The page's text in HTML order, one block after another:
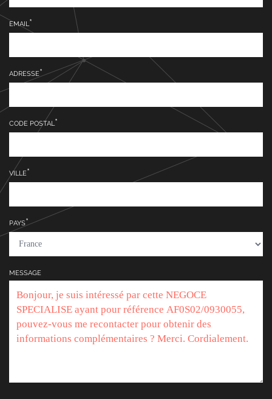
EMAIL
ADRESSE
CODE POSTAL
VILLE
PAYS
MESSAGE